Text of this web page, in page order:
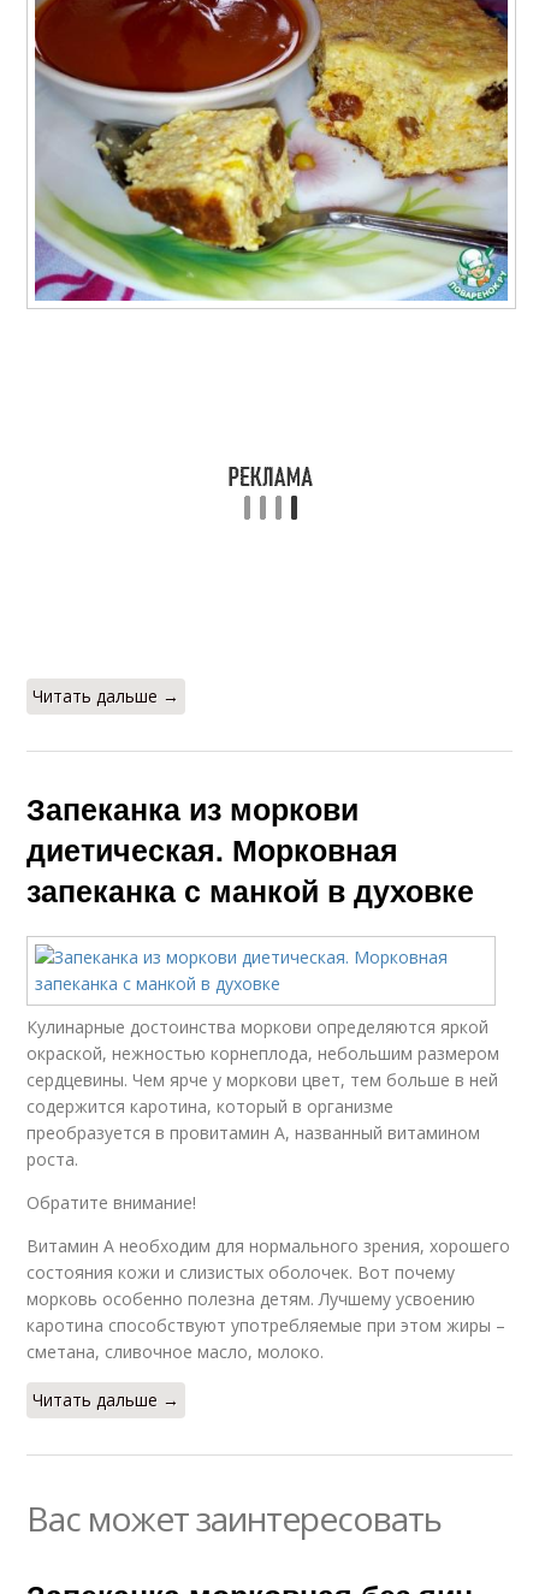
Читать дальше →
Запеканка из моркови
диетическая. Морковная
запеканка с манкой в духовке
Кулинарные достоинства моркови определяются яркой
окраской, нежностью корнеплода, небольшим размером
сердцевины. Чем ярче у моркови цвет, тем больше в ней
содержится каротина, который в организме
преобразуется в провитамин А, названный витамином
роста.
Обратите внимание!
Витамин А необходим для нормального зрения, хорошего
состояния кожи и слизистых оболочек. Вот почему
морковь особенно полезна детям. Лучшему усвоению
каротина способствуют употребляемые при этом жиры –
сметана, сливочное масло, молоко.
Читать дальше →
Вас может заинтересовать